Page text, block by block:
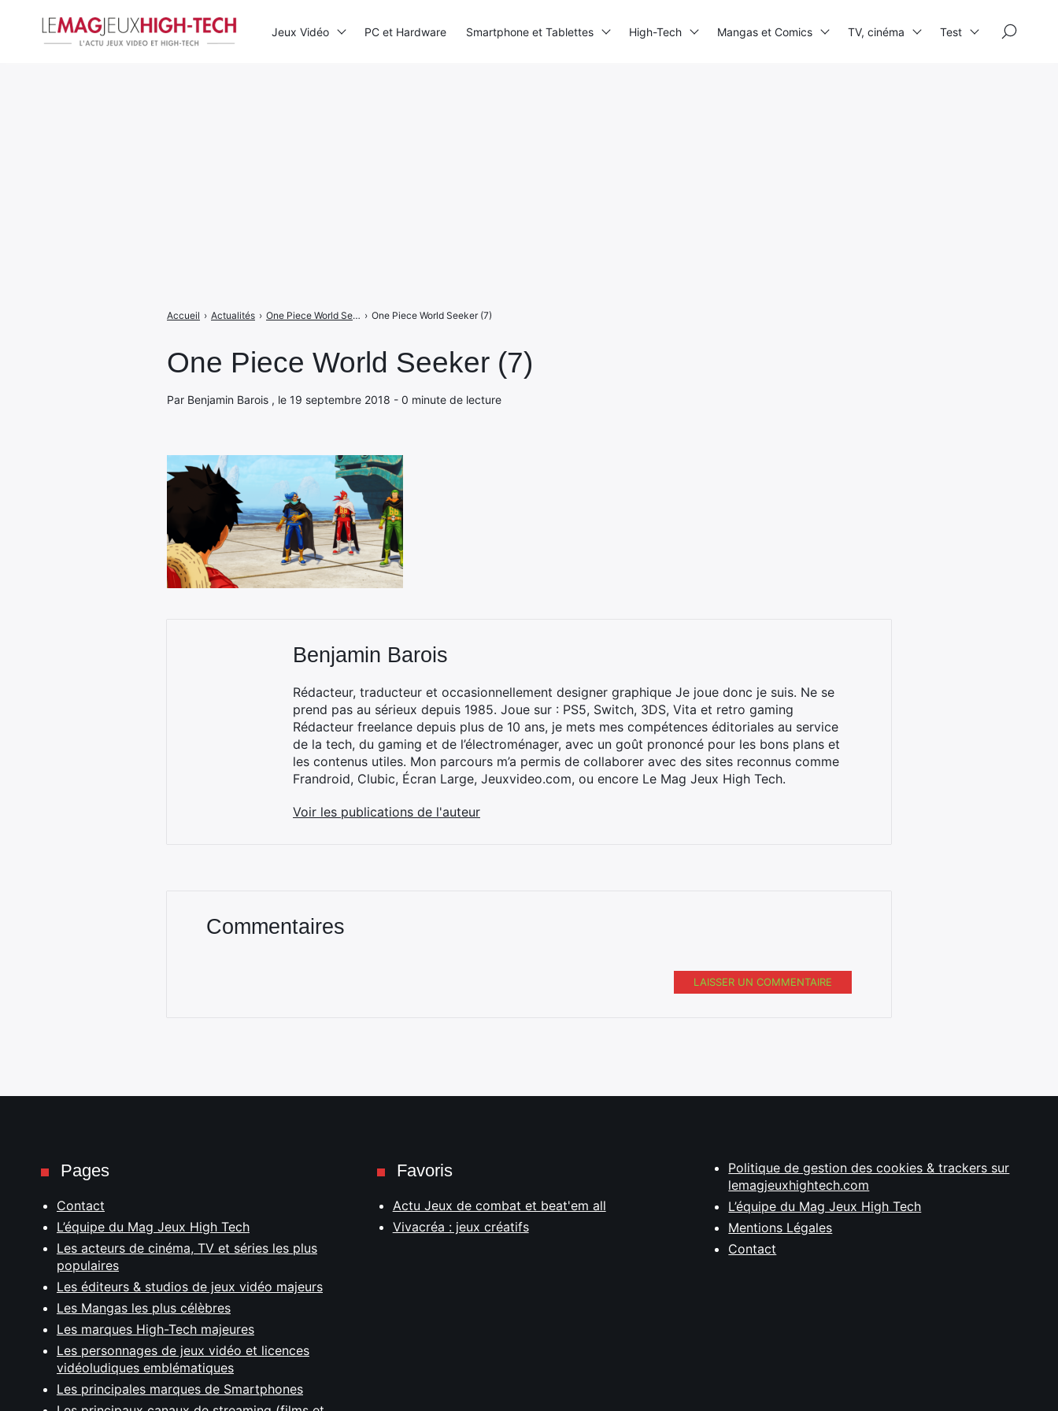
One Piece World Seeker (7)
Par Benjamin Barois , le 19 septembre 2018 - 0 minute de lecture
Accueil › Actualités › One Piece World Seeker : rencontrez Jeanne et Isaac › One Piece World Seeker (7)
Benjamin Barois
Rédacteur, traducteur et occasionnellement designer graphique Je joue donc je suis. Ne se
prend pas au sérieux depuis 1985. Joue sur : PS5, Switch, 3DS, Vita et retro gaming
Rédacteur freelance depuis plus de 10 ans, je mets mes compétences éditoriales au service
de la tech, du gaming et de l’électroménager, avec un goût prononcé pour les bons plans et
les contenus utiles. Mon parcours m’a permis de collaborer avec des sites reconnus comme
Frandroid, Clubic, Écran Large, Jeuxvideo.com, ou encore Le Mag Jeux High Tech.
Voir les publications de l'auteur
Commentaires
LAISSER UN COMMENTAIRE
Jeux Vidéo PC et Hardware Smartphone et Tablettes High-Tech Mangas et Comics TV, cinéma Test
Pages
Contact
L’équipe du Mag Jeux High Tech
Les acteurs de cinéma, TV et séries les plus
populaires
Les éditeurs & studios de jeux vidéo majeurs
Les Mangas les plus célèbres
Les marques High-Tech majeures
Les personnages de jeux vidéo et licences
vidéoludiques emblématiques
Les principales marques de Smartphones
Favoris
Actu Jeux de combat et beat'em all
Vivacréa : jeux créatifs
Politique de gestion des cookies & trackers sur
lemagjeuxhightech.com
L’équipe du Mag Jeux High Tech
Mentions Légales
Contact